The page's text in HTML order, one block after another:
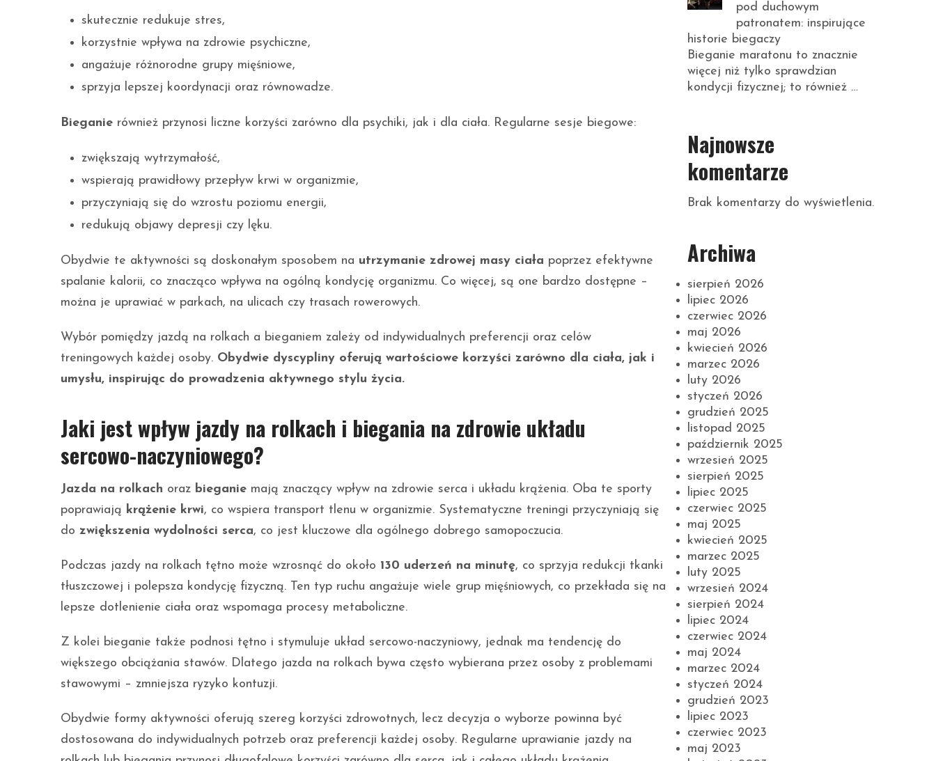
skutecznie redukuje stres,
korzystnie wpływa na zdrowie psychiczne,
angażuje różnorodne grupy mięśniowe,
sprzyja lepszej koordynacji oraz równowadze.
Bieganie również przynosi liczne korzyści zarówno dla psychiki, jak i dla ciała. Regularne sesje biegowe:
zwiększają wytrzymałość,
wspierają prawidłowy przepływ krwi w organizmie,
przyczyniają się do wzrostu poziomu energii,
redukują objawy depresji czy lęku.
Obydwie te aktywności są doskonałym sposobem na utrzymanie zdrowej masy ciała poprzez efektywne
spalanie kalorii, co znacząco wpływa na ogólną kondycję organizmu. Co więcej, są one bardzo dostępne –
można je uprawiać w parkach, na ulicach czy trasach rowerowych.
Wybór pomiędzy jazdą na rolkach a bieganiem zależy od indywidualnych preferencji oraz celów
treningowych każdej osoby. Obydwie dyscypliny oferują wartościowe korzyści zarówno dla ciała, jak i
umysłu, inspirując do prowadzenia aktywnego stylu życia.
Jaki jest wpływ jazdy na rolkach i biegania na zdrowie układu
sercowo-naczyniowego?
Jazda na rolkach oraz bieganie mają znaczący wpływ na zdrowie serca i układu krążenia. Oba te sporty
poprawiają krążenie krwi, co wspiera transport tlenu w organizmie. Systematyczne treningi przyczyniają się
do zwiększenia wydolności serca, co jest kluczowe dla ogólnego dobrego samopoczucia.
Podczas jazdy na rolkach tętno może wzrosnąć do około 130 uderzeń na minutę, co sprzyja redukcji tkanki
tłuszczowej i polepsza kondycję fizyczną. Ten typ ruchu angażuje wiele grup mięśniowych, co przekłada się na
lepsze dotlenienie ciała oraz wspomaga procesy metaboliczne.
Z kolei bieganie także podnosi tętno i stymuluje układ sercowo-naczyniowy, jednak ma tendencję do
większego obciążania stawów. Dlatego jazda na rolkach bywa często wybierana przez osoby z problemami
stawowymi – zmniejsza ryzyko kontuzji.
Obydwie formy aktywności oferują szereg korzyści zdrowotnych, lecz decyzja o wyborze powinna być
dostosowana do indywidualnych potrzeb oraz preferencji każdej osoby. Regularne uprawianie jazdy na
pod duchowym
patronatem: inspirujące
historie biegaczy
Bieganie maratonu to znacznie
więcej niż tylko sprawdzian
kondycji fizycznej; to również …
Najnowsze
komentarze
Brak komentarzy do wyświetlenia.
Archiwa
sierpień 2026
lipiec 2026
czerwiec 2026
maj 2026
kwiecień 2026
marzec 2026
luty 2026
styczeń 2026
grudzień 2025
listopad 2025
październik 2025
wrzesień 2025
sierpień 2025
lipiec 2025
czerwiec 2025
maj 2025
kwiecień 2025
marzec 2025
luty 2025
wrzesień 2024
sierpień 2024
lipiec 2024
czerwiec 2024
maj 2024
marzec 2024
styczeń 2024
grudzień 2023
lipiec 2023
czerwiec 2023
maj 2023